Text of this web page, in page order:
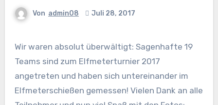
Von admin08 Juli 28, 2017
Wir waren absolut überwältigt: Sagenhafte 19
Teams sind zum Elfmeterturnier 2017
angetreten und haben sich untereinander im
Elfmeterschießen gemessen! Vielen Dank an alle